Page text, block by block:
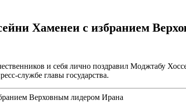
Хаменеи с избранием
и себя лично поздравил Моджтабу
службе главы государства.